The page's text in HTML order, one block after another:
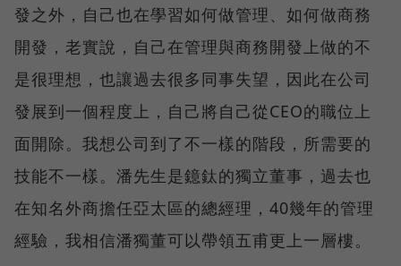
發之外，自己也在學習如何做管理、如何做商務
開發，老實說，自己在管理與商務開發上做的不
是很理想，也讓過去很多同事失望，因此在公司
發展到一個程度上，自己將自己從CEO的職位上
面開除。我想公司到了不一樣的階段，所需要的
技能不一樣。潘先生是鐿鈦的獨立董事，過去也
在知名外商擔任亞太區的總經理，40幾年的管理
經驗，我相信潘獨董可以帶領五甫更上一層樓。